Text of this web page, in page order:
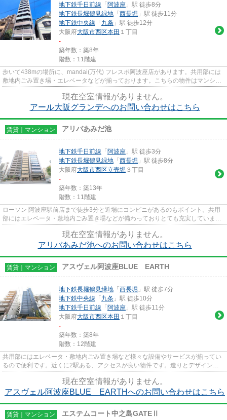
地下鉄千日前線 「 阿波座 」駅 徒歩8分
地下鉄長堀鶴見緑地 「 西長堀 」駅 徒歩11分
地下鉄中央線 「 九条 」駅 徒歩12分
大阪府大阪市西区本田 １丁目
-
築年数：築8年
階数：11階建
歩いて438mの場所に、mandai(万代) フレスポ阿波座店があります。共用部には
敷地内ごみ置き場・エレベータなどが揃っております。こちらの物件はマンショ
現在空室情報がありません。
アール大阪グランデへのお問い合わせはこちら
賃貸｜マンション アリバあみだ池
地下鉄千日前線 「 阿波座 」駅 徒歩3分
地下鉄長堀鶴見緑地 「 西長堀 」駅 徒歩8分
大阪府大阪市西区立売堀 ３丁目
-
築年数：築13年
階数：11階建
ローソン 阿波座駅前店まで徒歩3分と近場にコンビニがあるのもポイント。共用
部にはエレベータ・敷地内ごみ置き場などが備わっておりとても充実していま
現在空室情報がありません。
アリバあみだ池へのお問い合わせはこちら
賃貸｜マンション アスヴェル阿波座BLUE EARTH
地下鉄長堀鶴見緑地 「 西長堀 」駅 徒歩7分
地下鉄中央線 「 九条 」駅 徒歩10分
地下鉄千日前線 「 阿波座 」駅 徒歩11分
大阪府大阪市西区本田 １丁目
-
築年数：築8年
階数：12階建
共用部にはエレベータ・敷地内ごみ置き場など様々な設備やサービスが揃ってい
るので便利です。近くに2駅ある、アクセスが良い物件です。造りとデザインに
現在空室情報がありません。
アスヴェル阿波座BLUE EARTHへのお問い合わせはこちら
賃貸｜マンション エステムコート中之島GATEⅡ